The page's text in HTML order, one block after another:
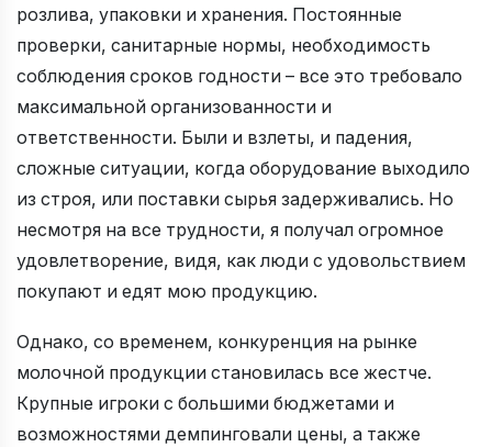
розлива, упаковки и хранения. Постоянные
проверки, санитарные нормы, необходимость
соблюдения сроков годности – все это требовало
максимальной организованности и
ответственности. Были и взлеты, и падения,
сложные ситуации, когда оборудование выходило
из строя, или поставки сырья задерживались. Но
несмотря на все трудности, я получал огромное
удовлетворение, видя, как люди с удовольствием
покупают и едят мою продукцию.
Однако, со временем, конкуренция на рынке
молочной продукции становилась все жестче.
Крупные игроки с большими бюджетами и
возможностями демпинговали цены, а также